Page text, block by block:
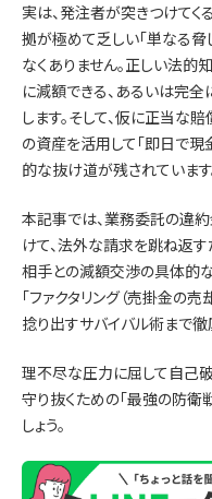
実は、発注者が突きつけて
拠が極めて乏しい「単なる脅
なくありません。正しい法
に減額できる、あるいは完
します。そして、仮に正当な
の資産を活用して「即日で現
的な抜け道が残されています
本記事では、業務委託の違
けて、法外な請求を跳ね返す
相手との減額交渉の具体的
「ファクタリング（売掛金の
捻り出すサバイバル術まで徹
理不尽な圧力に屈して自己
守り抜くための「最強の防衛
しょう。